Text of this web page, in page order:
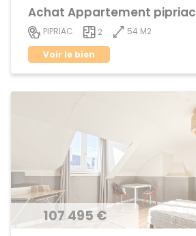
Achat Appartement pipriac
PIPRIAC 2
54 M2
Voir le bien
107 495 €